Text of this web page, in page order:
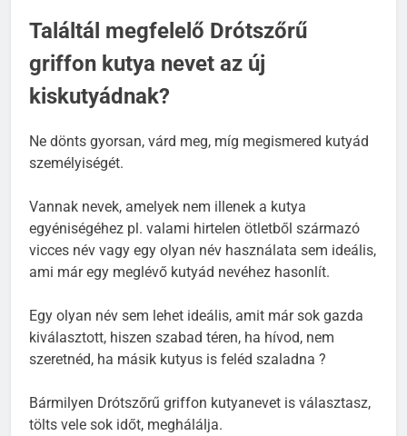
Találtál megfelelő Drótszőrű
griffon kutya nevet az új
kiskutyádnak?
Ne dönts gyorsan, várd meg, míg megismered kutyád
személyiségét.
Vannak nevek, amelyek nem illenek a kutya
egyéniségéhez pl. valami hirtelen ötletből származó
vicces név vagy egy olyan név használata sem ideális,
ami már egy meglévő kutyád nevéhez hasonlít.
Egy olyan név sem lehet ideális, amit már sok gazda
kiválasztott, hiszen szabad téren, ha hívod, nem
szeretnéd, ha másik kutyus is feléd szaladna ?
Bármilyen Drótszőrű griffon kutyanevet is választasz,
tölts vele sok időt, meghálálja.